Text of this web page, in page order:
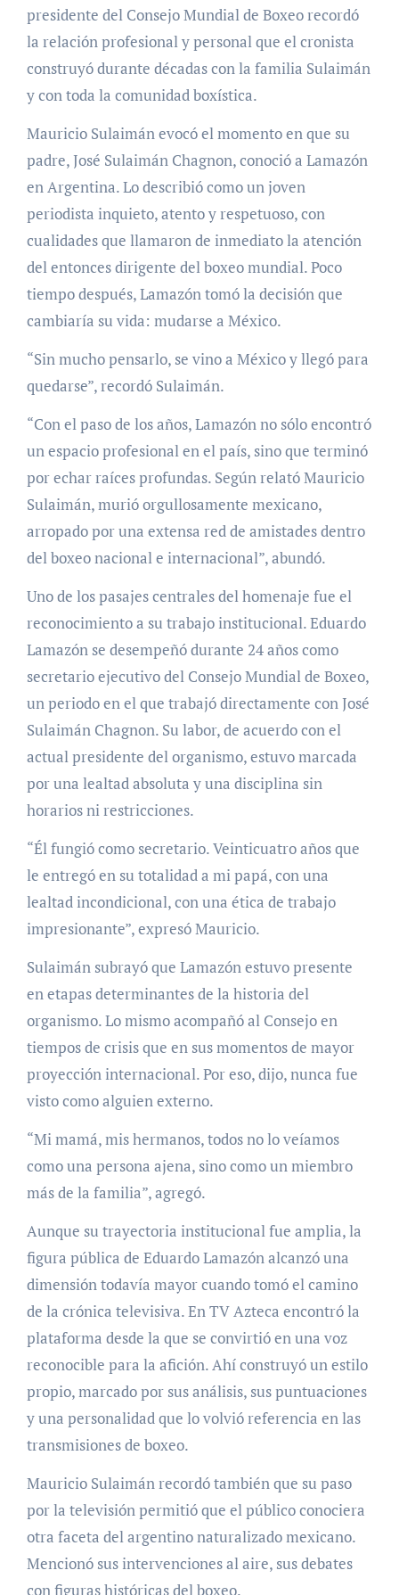
presidente del Consejo Mundial de Boxeo recordó
la relación profesional y personal que el cronista
construyó durante décadas con la familia Sulaimán
y con toda la comunidad boxística.
Mauricio Sulaimán evocó el momento en que su
padre, José Sulaimán Chagnon, conoció a Lamazón
en Argentina. Lo describió como un joven
periodista inquieto, atento y respetuoso, con
cualidades que llamaron de inmediato la atención
del entonces dirigente del boxeo mundial. Poco
tiempo después, Lamazón tomó la decisión que
cambiaría su vida: mudarse a México.
“Sin mucho pensarlo, se vino a México y llegó para
quedarse”, recordó Sulaimán.
“Con el paso de los años, Lamazón no sólo encontró
un espacio profesional en el país, sino que terminó
por echar raíces profundas. Según relató Mauricio
Sulaimán, murió orgullosamente mexicano,
arropado por una extensa red de amistades dentro
del boxeo nacional e internacional”, abundó.
Uno de los pasajes centrales del homenaje fue el
reconocimiento a su trabajo institucional. Eduardo
Lamazón se desempeñó durante 24 años como
secretario ejecutivo del Consejo Mundial de Boxeo,
un periodo en el que trabajó directamente con José
Sulaimán Chagnon. Su labor, de acuerdo con el
actual presidente del organismo, estuvo marcada
por una lealtad absoluta y una disciplina sin
horarios ni restricciones.
“Él fungió como secretario. Veinticuatro años que
le entregó en su totalidad a mi papá, con una
lealtad incondicional, con una ética de trabajo
impresionante”, expresó Mauricio.
Sulaimán subrayó que Lamazón estuvo presente
en etapas determinantes de la historia del
organismo. Lo mismo acompañó al Consejo en
tiempos de crisis que en sus momentos de mayor
proyección internacional. Por eso, dijo, nunca fue
visto como alguien externo.
“Mi mamá, mis hermanos, todos no lo veíamos
como una persona ajena, sino como un miembro
más de la familia”, agregó.
Aunque su trayectoria institucional fue amplia, la
figura pública de Eduardo Lamazón alcanzó una
dimensión todavía mayor cuando tomó el camino
de la crónica televisiva. En TV Azteca encontró la
plataforma desde la que se convirtió en una voz
reconocible para la afición. Ahí construyó un estilo
propio, marcado por sus análisis, sus puntuaciones
y una personalidad que lo volvió referencia en las
transmisiones de boxeo.
Mauricio Sulaimán recordó también que su paso
por la televisión permitió que el público conociera
otra faceta del argentino naturalizado mexicano.
Mencionó sus intervenciones al aire, sus debates
con figuras históricas del boxeo.